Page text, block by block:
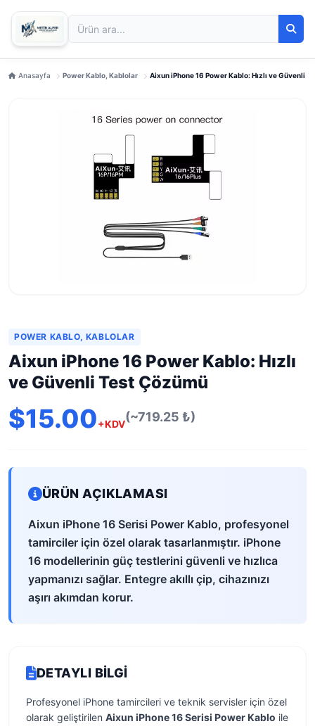
Anasayfa Power Kablo, Kablolar Aixun iPhone 16 Power Kablo: Hızlı ve Güvenli
POWER KABLO, KABLOLAR
Aixun iPhone 16 Power Kablo: Hızlı
ve Güvenli Test Çözümü
$15.00+KDV(~719.25 ₺)
ÜRÜN AÇIKLAMASI
Aixun iPhone 16 Serisi Power Kablo, profesyonel
tamirciler için özel olarak tasarlanmıştır. iPhone
16 modellerinin güç testlerini güvenli ve hızlıca
yapmanızı sağlar. Entegre akıllı çip, cihazınızı
aşırı akımdan korur.
DETAYLI BILGI
Profesyonel iPhone tamircileri ve teknik servisler için özel
olarak geliştirilen Aixun iPhone 16 Serisi Power Kablo ile